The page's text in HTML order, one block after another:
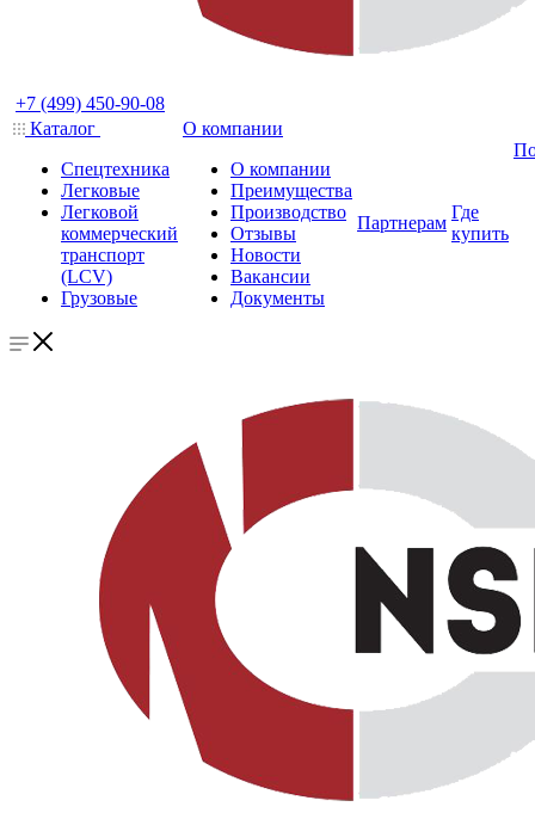
+7 (499) 450-90-08
Каталог
Спецтехника
Легковые
Легковой
коммерческий
транспорт
(LCV)
Грузовые
О компании
О компании
Преимущества
Производство
Отзывы
Новости
Вакансии
Документы
Партнерам
Где
купить